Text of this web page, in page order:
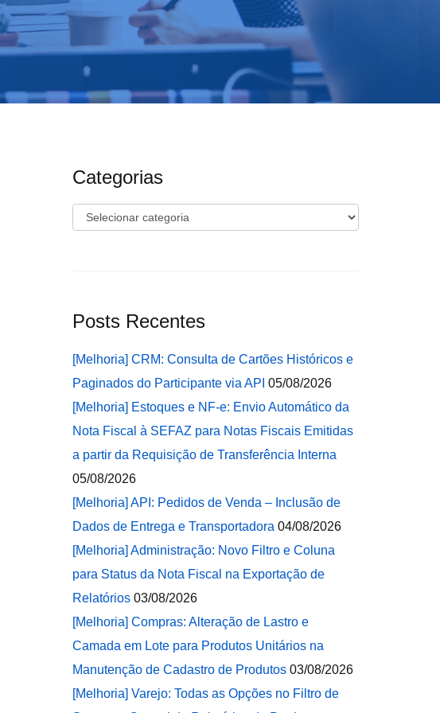
Categorias
Categorias
Posts Recentes
[Melhoria] CRM: Consulta de Cartões Históricos e
Paginados do Participante via API 05/08/2026
[Melhoria] Estoques e NF-e: Envio Automático da
Nota Fiscal à SEFAZ para Notas Fiscais Emitidas
a partir da Requisição de Transferência Interna
05/08/2026
[Melhoria] API: Pedidos de Venda – Inclusão de
Dados de Entrega e Transportadora 04/08/2026
[Melhoria] Administração: Novo Filtro e Coluna
para Status da Nota Fiscal na Exportação de
Relatórios 03/08/2026
[Melhoria] Compras: Alteração de Lastro e
Camada em Lote para Produtos Unitários na
Manutenção de Cadastro de Produtos 03/08/2026
[Melhoria] Varejo: Todas as Opções no Filtro de